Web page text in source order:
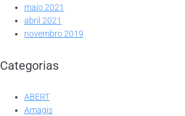
maio 2021
abril 2021
novembro 2019
Categorias
ABERT
Amagis